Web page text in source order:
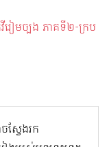
ៀមច្បង ភាគទី២-ក្រប
ស្វែងរក